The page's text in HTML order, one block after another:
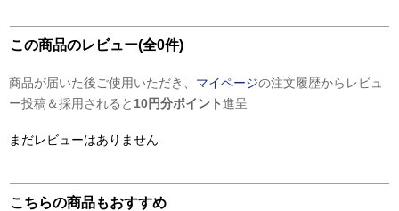
この商品のレビュー(全0件)
商品が届いた後ご使用いただき、 マイページの注文履歴からレビュ
ー投稿＆採用されると 10円分ポイント進呈
まだレビューはありません
こちらの商品もおすすめ